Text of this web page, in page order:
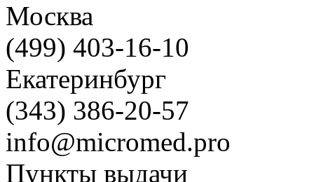
Москва
(499) 403-16-10
Екатеринбург
(343) 386-20-57
info@micromed.pro
Пункты выдачи